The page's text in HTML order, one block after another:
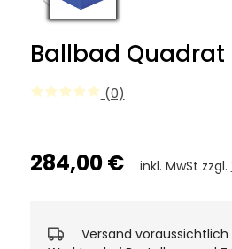
Ballbad Quadrat
(0)
284,00 € inkl. MwSt zzgl.
Versand